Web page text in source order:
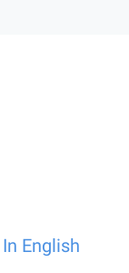
In English